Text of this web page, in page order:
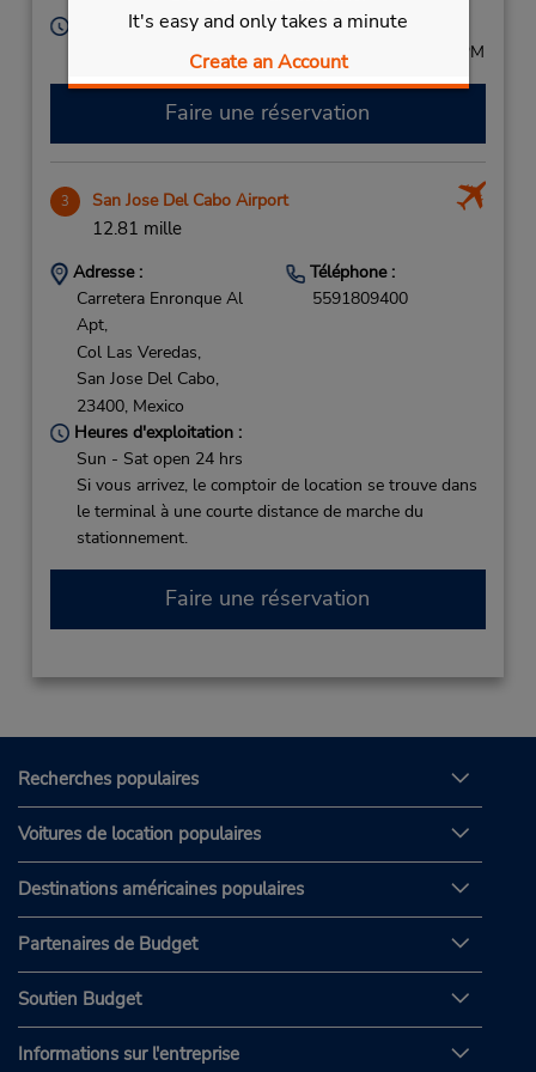
It's easy and only takes a minute
Create an Account
Heures d'exploitation :
Sun 7:00 AM - 7:00 PM; Mon - Sat 7:00 AM - 8:00 PM
Faire une réservation
3 San Jose Del Cabo Airport
12.81 mille
Adresse :
Carretera Enronque Al
Apt,
Col Las Veredas,
San Jose Del Cabo,
23400, Mexico
Téléphone :
5591809400
Heures d'exploitation :
Sun - Sat open 24 hrs
Si vous arrivez, le comptoir de location se trouve dans
le terminal à une courte distance de marche du
stationnement.
Faire une réservation
Recherches populaires
Voitures de location populaires
Destinations américaines populaires
Partenaires de Budget
Soutien Budget
Informations sur l'entreprise